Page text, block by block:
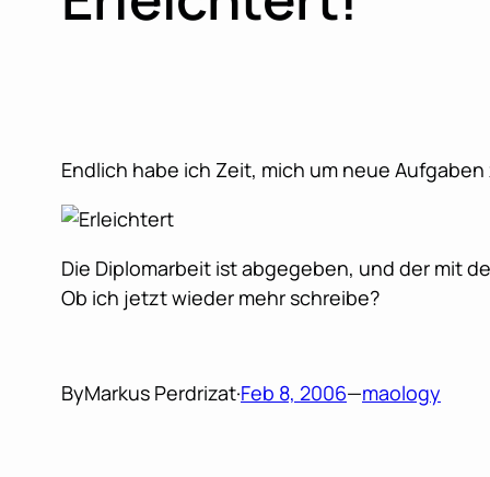
Endlich habe ich Zeit, mich um neue
Die Diplomarbeit ist abgegeben, und der mit
Ob ich jetzt wieder mehr schreibe?
ByMarkus Perdrizat·Feb 8, 2006—maology